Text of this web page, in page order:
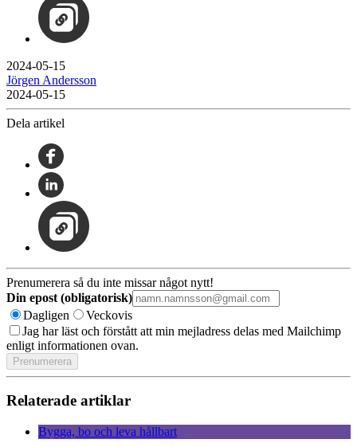
2024-05-15
Jörgen Andersson
2024-05-15
Dela artikel
Prenumerera så du inte missar något nytt!
Din epost (obligatorisk)
Dagligen
Veckovis
Jag har läst och förstått att min mejladress delas med Mailchimp
enligt informationen ovan.
Relaterade artiklar
Bygga, bo och leva hållbart